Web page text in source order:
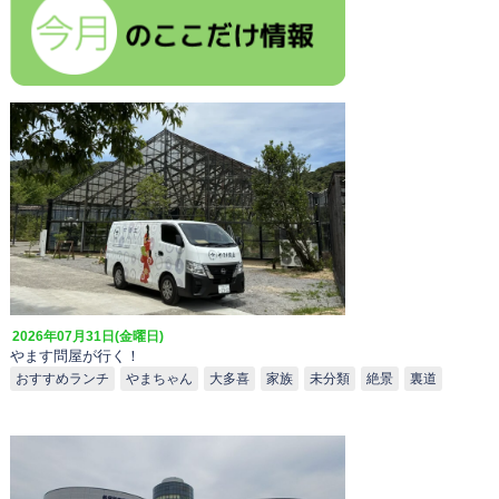
2026年07月31日(金曜日)
やます問屋が行く！
おすすめランチ やまちゃん 大多喜 家族 未分類 絶景 裏道